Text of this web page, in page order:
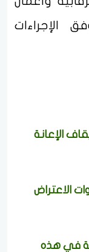
الإجراءات
الإعانة
الاعتراض
في هذه